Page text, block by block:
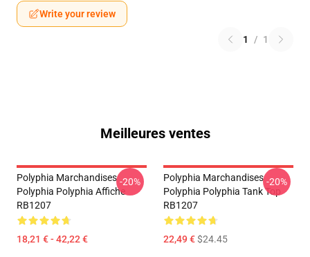
Write your review
1 / 1
Meilleures ventes
Polyphia Marchandises
Polyphia Polyphia Affiche
RB1207
18,21 € - 42,22 €
-20%
Polyphia Marchandises
Polyphia Polyphia Tank Top
RB1207
22,49 €$24.45
-20%